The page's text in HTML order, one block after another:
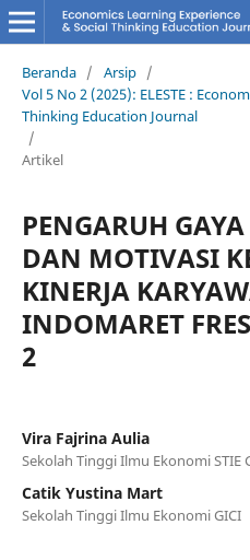
Beranda / Arsip /
Vol 5 No 2 (2025): ELESTE :
Thinking Education Journal
/
Artikel
PENGARUH
DAN MOTIVASI
KINERJA
INDOMARET
2
Vira Fajrina Aulia
Sekolah Tinggi Ilmu Ekonomi STIE
Catik Yustina Mart
Sekolah Tinggi Ilmu Ekonomi GICI